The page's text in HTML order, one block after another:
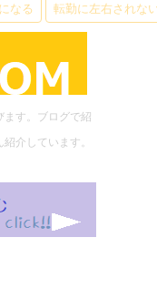
なる 転勤に左右されな
ます。ブログで紹
介しています。